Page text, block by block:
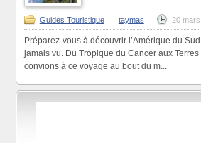
Guides Touristique | taymas | 20
Préparez-vous à découvrir l’Amérique du
jamais vu. Du Tropique du Cancer aux
convions à ce voyage au bout du m...